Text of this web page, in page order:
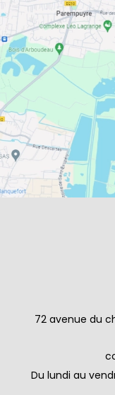
72 avenue du
Du lundi au